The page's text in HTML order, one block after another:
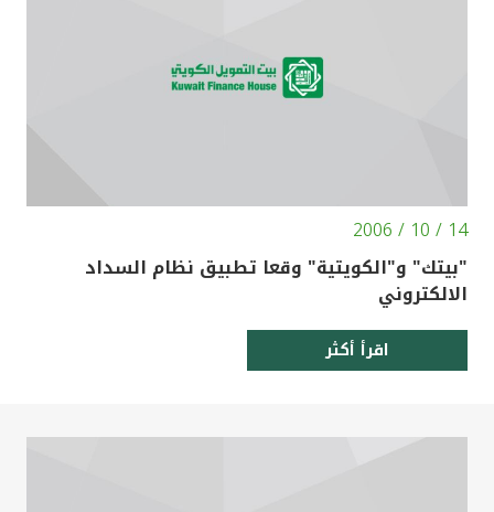
14 / 10 / 2006
"بيتك" و"الكويتية" وقعا تطبيق نظام السداد
الالكتروني
اقرأ أكثر